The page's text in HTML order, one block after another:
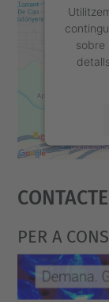
sobre
Contacte
PER A